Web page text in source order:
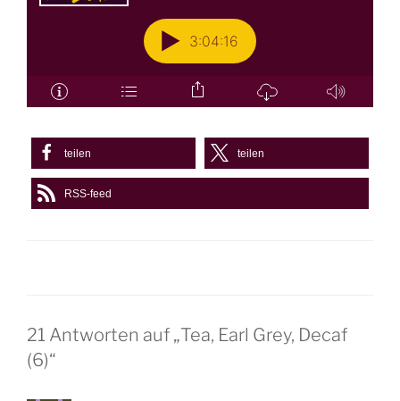
teilen teilen
RSS-feed
21 Antworten auf „Tea, Earl Grey, Decaf
(6)“